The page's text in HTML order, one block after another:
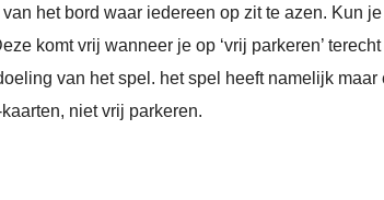
het bord waar iedereen op zit te azen. Kun
komt vrij wanneer je op ‘vrij parkeren’
van het spel. het spel heeft namelijk
niet vrij parkeren.